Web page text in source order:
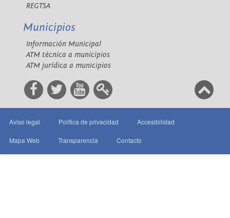
REGTSA
Municipios
Información Municipal
ATM técnica a municipios
ATM jurídica a municipios
Aviso legal Política de privacidad Accesibilidad
Mapa Web Transparencia Contacto